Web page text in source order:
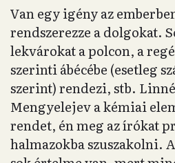
Van egy igény az
rendszerezze a dolgokat.
lekvárokat a polcon, a
szerinti ábécébe (esetleg
szerint) rendezi, stb.
Mengyelejev a kémiai
rendet, én meg az írókat
halmazokba szuszakolni.